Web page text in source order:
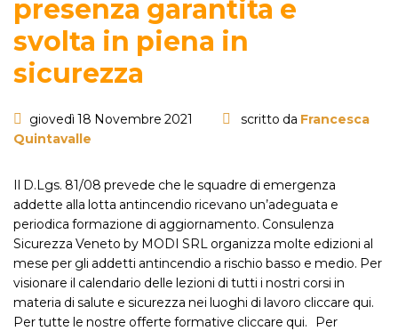
presenza garantita e
svolta in piena in
sicurezza
giovedì 18 Novembre 2021 scritto da Francesca
Quintavalle
Il D.Lgs. 81/08 prevede che le squadre di emergenza
addette alla lotta antincendio ricevano un’adeguata e
periodica formazione di aggiornamento. Consulenza
Sicurezza Veneto by MODI SRL organizza molte edizioni al
mese per gli addetti antincendio a rischio basso e medio. Per
visionare il calendario delle lezioni di tutti i nostri corsi in
materia di salute e sicurezza nei luoghi di lavoro cliccare qui.
Per tutte le nostre offerte formative cliccare qui. Per